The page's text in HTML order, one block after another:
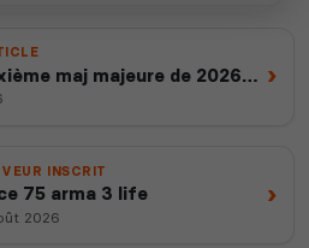
maj majeure de 2026
›
INSCRIT
75 arma 3 life
2026
›